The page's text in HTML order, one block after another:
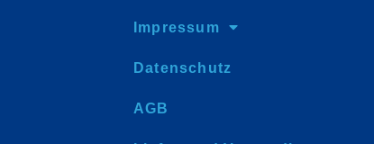
Impressum
Datenschutz
AGB